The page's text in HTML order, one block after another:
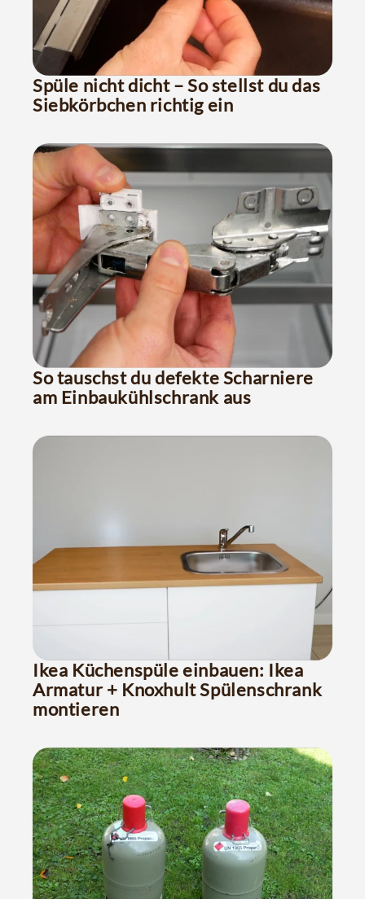
Spüle nicht dicht – So stellst du das
Siebkörbchen richtig ein
So tauschst du defekte Scharniere
am Einbaukühlschrank aus
Ikea Küchenspüle einbauen: Ikea
Armatur + Knoxhult Spülenschrank
montieren